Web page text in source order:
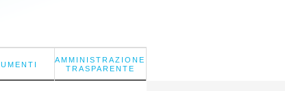
AMMINISTRAZIONE
TRASPARENTE